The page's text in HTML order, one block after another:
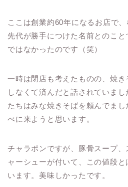
ここは創業約60年になるお店で
先代が勝手につけた名前とのこ
ではなかったのです（笑）
一時は閉店も考えたものの、焼き
しなくて済んだと話されていま
たちはみな焼きそばを頼んでま
べに来ようと思います。
チャラポンですが、豚骨スープ
ャーシューが付いて、この値段
います。美味しかったです。